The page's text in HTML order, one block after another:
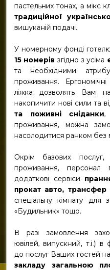
пастельних тонах, а мікс
традиційної
вишуканій подачі.
У номерному фонді
15 номерів згідно з усіма
та необхідними
проживання.
ліжка дозволять Вам
накопичити нові сили та
та поживні сніданки,
проживання, можна
насолодитися ранком без
Окрім базових послуг,
проживання, персонал
додаткові сервіси
прокат авто, трансфер
спеціальну кімнату для
«Будильник» тощо.
В разі замовлення
ювілей, випускний, т.і.) в
до послуг Ваших гостей
закладу загальною